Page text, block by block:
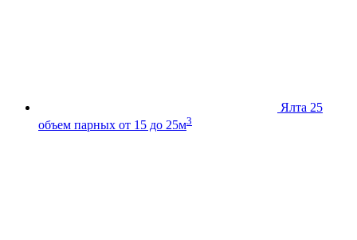
Ялта 25
объем парных от 15 до 25м3